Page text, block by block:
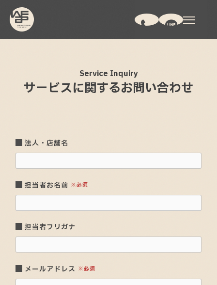
Service Inquiry
サービスに関するお問い合わせ
法人・店舗名
担当者お名前 ※必須
担当者フリガナ
メールアドレス ※必須